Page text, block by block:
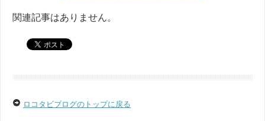
関連記事はありません。
ロコタビブログのトップに戻る